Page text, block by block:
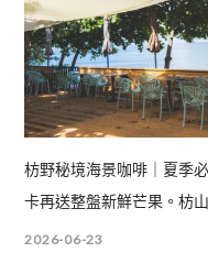
枋野秘境海景咖啡｜夏季
卡再送整盤新鮮芒果。枋
2026-06-23